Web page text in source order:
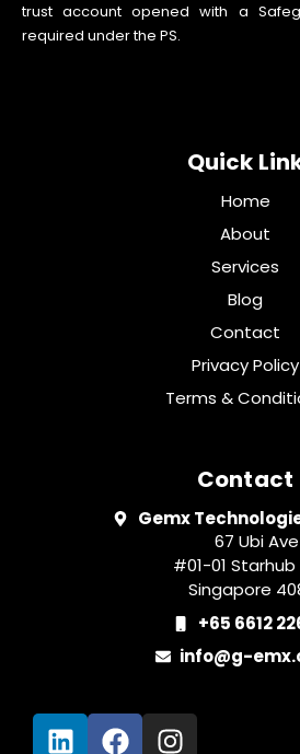
trust account opened with a
required under the PS.
Quick
Home
About
Services
Blog
Contact
Privacy Policy
Terms &
Contact
Gemx
67 Ubi Ave
#01-01
Singapore
+65 6612
info@g-